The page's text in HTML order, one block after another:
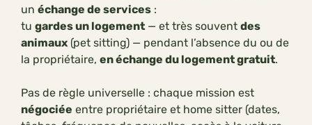
un échange de services :
tu gardes un logement — et très souvent des
animaux (pet sitting) — pendant l’absence du ou de
la propriétaire, en échange du logement gratuit.
Pas de règle universelle : chaque mission est
négociée entre propriétaire et home sitter (dates,